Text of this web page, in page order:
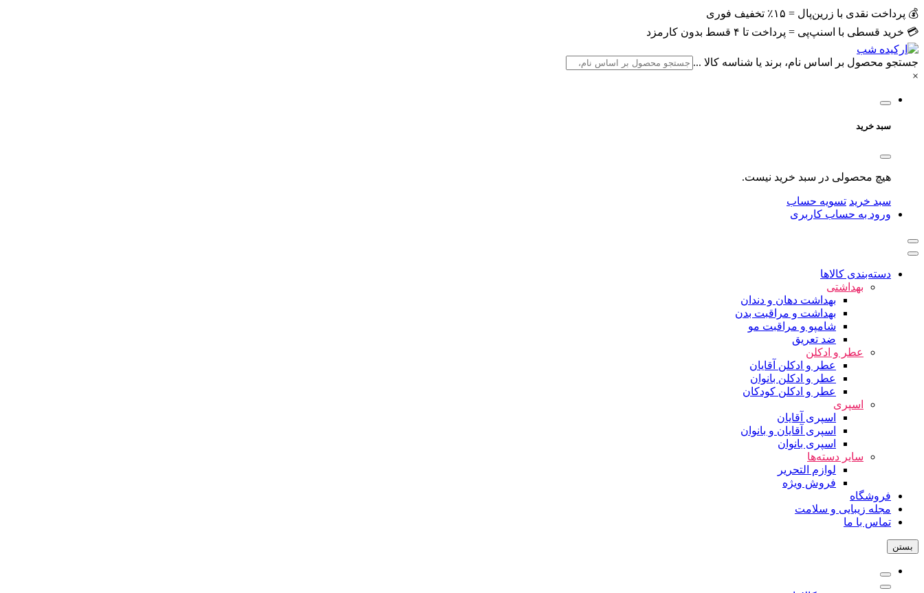
💰 پرداخت نقدی با زرین‌پال = ۱۵٪ تخفیف فوری
💳 خرید قسطی با اسنپ‌پی = پرداخت تا ۴ قسط بدون کارمزد
جستجو محصول بر اساس نام، برند یا شناسه کالا ...
×
سبد خرید
هیچ محصولی در سبد خرید نیست.
سبد خرید تسویه حساب
ورود به حساب کاربری
دسته‌بندی کالاها
بهداشتی
بهداشت دهان و دندان
بهداشت و مراقبت بدن
شامپو و مراقبت مو
ضد تعریق
عطر و ادکلن
عطر و ادکلن آقایان
عطر و ادکلن بانوان
عطر و ادکلن کودکان
اسپری
اسپری آقایان
اسپری آقایان و بانوان
اسپری بانوان
سایر دسته‌ها
لوازم التحریر
فروش ویژه
فروشگاه
مجله زیبایی و سلامت
تماس با ما
بستن